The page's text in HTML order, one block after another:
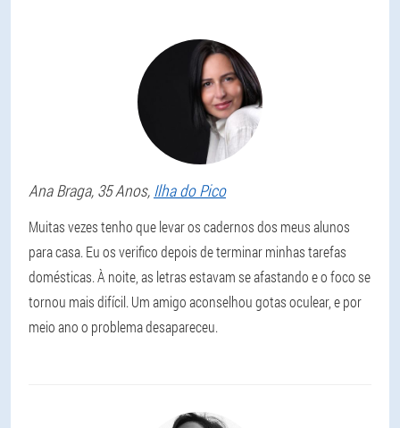
Ana Braga, 35 Anos, Ilha do Pico
Muitas vezes tenho que levar os cadernos dos meus alunos
para casa. Eu os verifico depois de terminar minhas tarefas
domésticas. À noite, as letras estavam se afastando e o foco se
tornou mais difícil. Um amigo aconselhou gotas oculear, e por
meio ano o problema desapareceu.